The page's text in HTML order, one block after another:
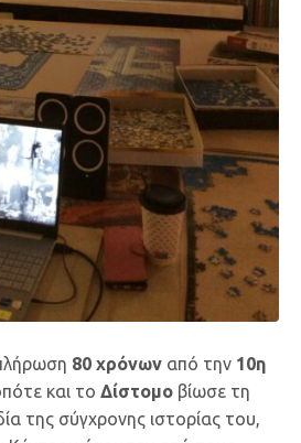
80 χρόνων από την 10η
και το Δίστομο βίωσε τη
της σύγχρονης ιστορίας του,